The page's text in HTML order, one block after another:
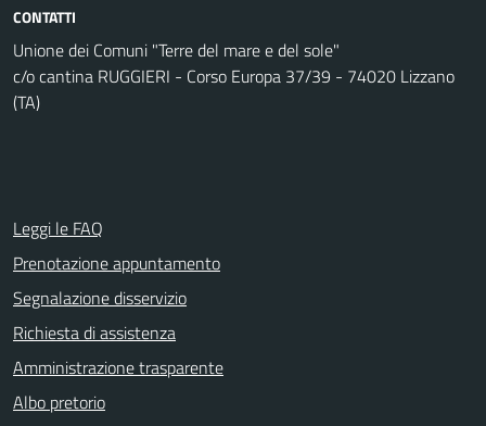
CONTATTI
Unione dei Comuni "Terre del mare e del sole"
c/o cantina RUGGIERI - Corso Europa 37/39 - 74020 Lizzano
(TA)
Leggi le FAQ
Prenotazione appuntamento
Segnalazione disservizio
Richiesta di assistenza
Amministrazione trasparente
Albo pretorio